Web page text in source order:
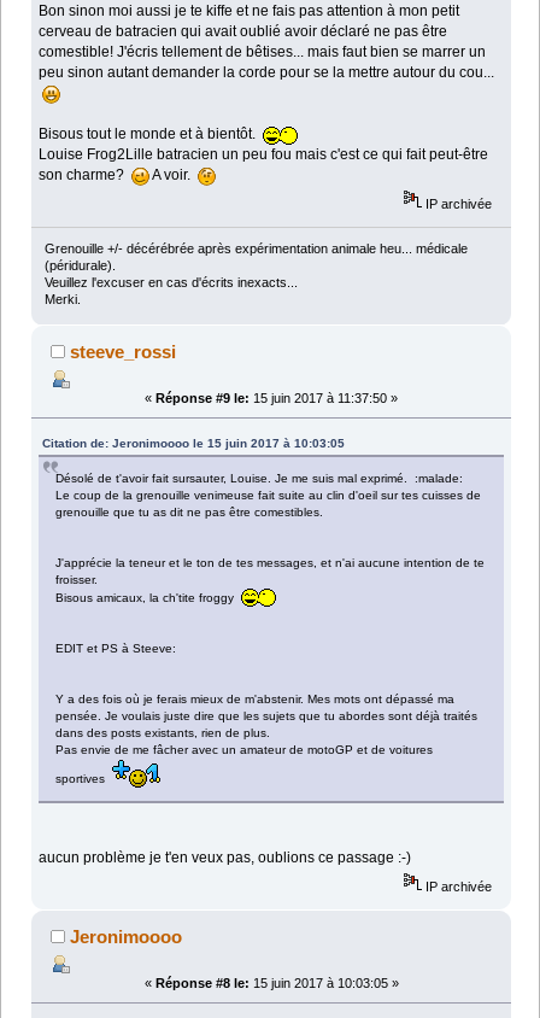
Bon sinon moi aussi je te kiffe et ne fais pas attention à mon petit
cerveau de batracien qui avait oublié avoir déclaré ne pas être
comestible! J'écris tellement de bêtises... mais faut bien se marrer un
peu sinon autant demander la corde pour se la mettre autour du cou...
Bisous tout le monde et à bientôt.
Louise Frog2Lille batracien un peu fou mais c'est ce qui fait peut-être
son charme?
A voir.
IP archivée
Grenouille +/- décérébrée après expérimentation animale heu... médicale
(péridurale).
Veuillez l'excuser en cas d'écrits inexacts...
Merki.
steeve_rossi
« Réponse #9 le: 15 juin 2017 à 11:37:50 »
Citation de: Jeronimoooo le 15 juin 2017 à 10:03:05
Désolé de t'avoir fait sursauter, Louise. Je me suis mal exprimé. :malade:
Le coup de la grenouille venimeuse fait suite au clin d'oeil sur tes cuisses de
grenouille que tu as dit ne pas être comestibles.
J'apprécie la teneur et le ton de tes messages, et n'ai aucune intention de te
froisser.
Bisous amicaux, la ch'tite froggy
EDIT et PS à Steeve:
Y a des fois où je ferais mieux de m'abstenir. Mes mots ont dépassé ma
pensée. Je voulais juste dire que les sujets que tu abordes sont déjà traités
dans des posts existants, rien de plus.
Pas envie de me fâcher avec un amateur de motoGP et de voitures
sportives
aucun problème je t'en veux pas, oublions ce passage :-)
IP archivée
Jeronimoooo
« Réponse #8 le: 15 juin 2017 à 10:03:05 »